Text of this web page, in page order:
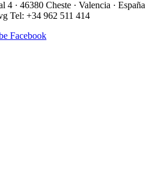
4 · 46380 Cheste · Valencia · España
Tel: +34 962 511 414
Facebook